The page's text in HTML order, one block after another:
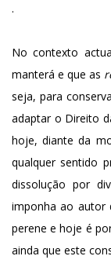
.
No contexto
manterá e que as
seja, para
adaptar o Direito
hoje, diante da
qualquer sentido
dissolução por
imponha ao autor
perene e hoje é
ainda que este